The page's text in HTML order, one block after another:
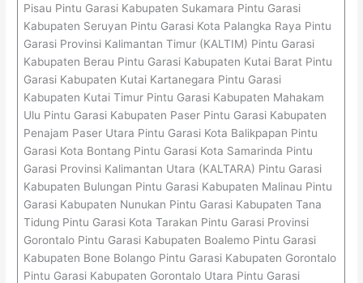
Pisau Pintu Garasi Kabupaten Sukamara Pintu Garasi
Kabupaten Seruyan Pintu Garasi Kota Palangka Raya Pintu
Garasi Provinsi Kalimantan Timur (KALTIM) Pintu Garasi
Kabupaten Berau Pintu Garasi Kabupaten Kutai Barat Pintu
Garasi Kabupaten Kutai Kartanegara Pintu Garasi
Kabupaten Kutai Timur Pintu Garasi Kabupaten Mahakam
Ulu Pintu Garasi Kabupaten Paser Pintu Garasi Kabupaten
Penajam Paser Utara Pintu Garasi Kota Balikpapan Pintu
Garasi Kota Bontang Pintu Garasi Kota Samarinda Pintu
Garasi Provinsi Kalimantan Utara (KALTARA) Pintu Garasi
Kabupaten Bulungan Pintu Garasi Kabupaten Malinau Pintu
Garasi Kabupaten Nunukan Pintu Garasi Kabupaten Tana
Tidung Pintu Garasi Kota Tarakan Pintu Garasi Provinsi
Gorontalo Pintu Garasi Kabupaten Boalemo Pintu Garasi
Kabupaten Bone Bolango Pintu Garasi Kabupaten Gorontalo
Pintu Garasi Kabupaten Gorontalo Utara Pintu Garasi